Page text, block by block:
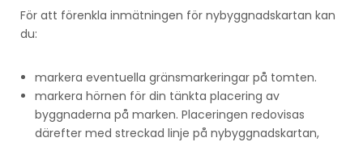
För att förenkla inmätningen för nybyggnadskartan kan
du:
markera eventuella gränsmarkeringar på tomten.
markera hörnen för din tänkta placering av
byggnaderna på marken. Placeringen redovisas
därefter med streckad linje på nybyggnadskartan,